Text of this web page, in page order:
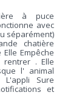
à puce
avec
séparément)
chatière
Empêche
rentrer . Elle
l' animal
Sure
et